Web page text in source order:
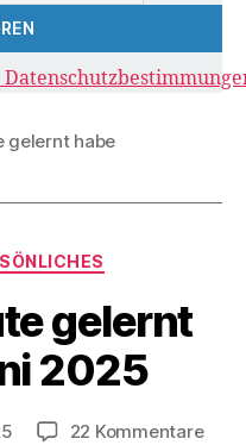
gelernt habe
gelernt
2025
22 Kommentarezu